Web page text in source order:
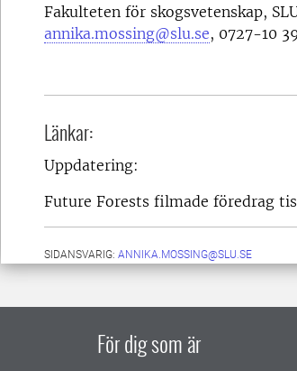
Fakulteten för skogsvetenskap,
annika.mossing@slu.se, 0727-10
Länkar:
Uppdatering:
Future Forests filmade föredrag
SIDANSVARIG: ANNIKA.MOSSING@SLU.SE
För dig som är